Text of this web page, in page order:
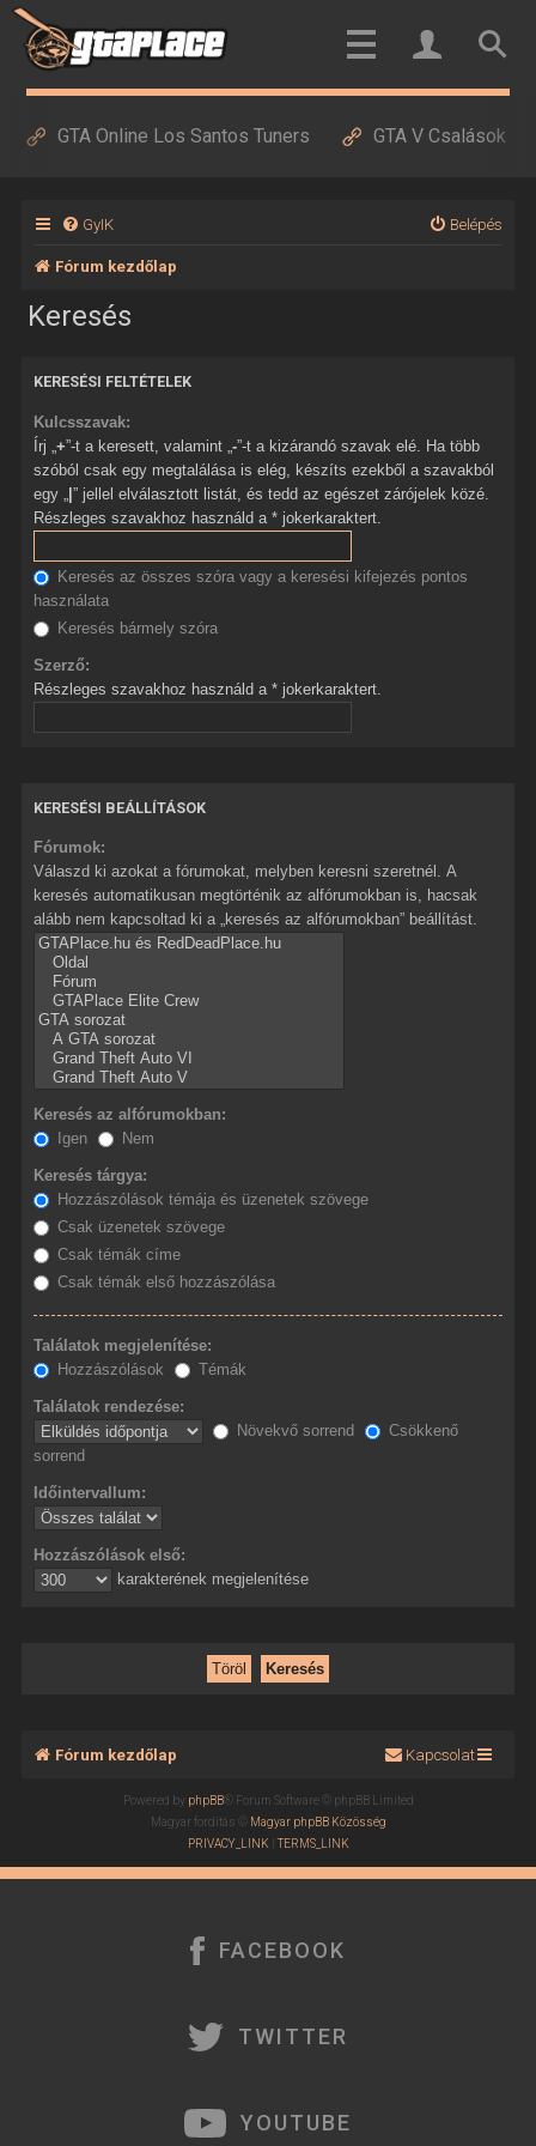
GTA Online Los Santos Tuners GTA V Csalások
GyIK Belépés
Fórum kezdőlap
Keresés
KERESÉSI FELTÉTELEK
Kulcsszavak:
Írj „ +”-t a keresett, valamint „ -”-t a kizárandó szavak elé. Ha több
szóból csak egy megtalálása is elég, készíts ezekből a szavakból
egy „ |” jellel elválasztott listát, és tedd az egészet zárójelek közé.
Részleges szavakhoz használd a * jokerkaraktert.
Keresés az összes szóra vagy a keresési kifejezés pontos
használata
Keresés bármely szóra
Szerző:
Részleges szavakhoz használd a * jokerkaraktert.
KERESÉSI BEÁLLÍTÁSOK
Fórumok:
Válaszd ki azokat a fórumokat, melyben keresni szeretnél. A
keresés automatikusan megtörténik az alfórumokban is, hacsak
alább nem kapcsoltad ki a „keresés az alfórumokban” beállítást.
Keresés az alfórumokban:
Igen
Nem
Keresés tárgya:
Hozzászólások témája és üzenetek szövege
Csak üzenetek szövege
Csak témák címe
Csak témák első hozzászólása
Találatok megjelenítése:
Hozzászólások
Témák
Találatok rendezése:
Növekvő sorrend
Csökkenő
sorrend
Időintervallum:
Hozzászólások első:
karakterének megjelenítése
Fórum kezdőlap Kapcsolat
Powered by phpBB® Forum Software © phpBB Limited
Magyar fordítás © Magyar phpBB Közösség
PRIVACY_LINK|TERMS_LINK
FACEBOOK
TWITTER
YOUTUBE